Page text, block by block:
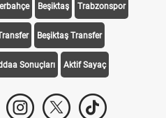
Beşiktaş Trabzonspor
Beşiktaş Transfer
Sonuçları Aktif Sayaç